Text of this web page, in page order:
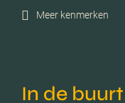
Isolatie
Verwarming
Meer kenmerken
In de buurt